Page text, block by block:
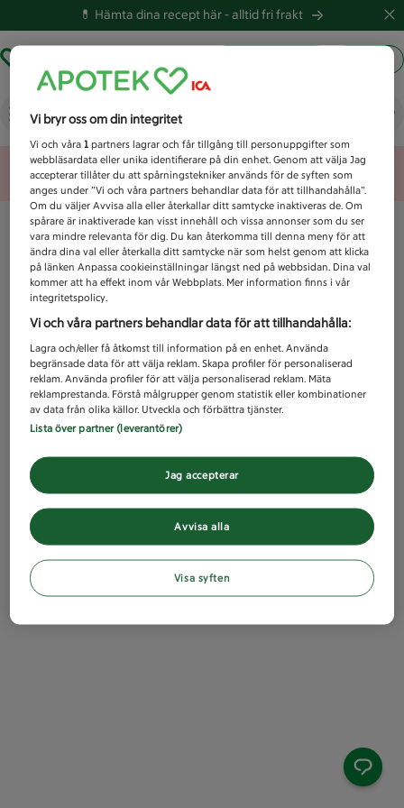
💊 Hämta dina recept här -alltid fri frakt
Vad letar du efter idag?
Unknown error
Vi bryr oss om din integritet
Vi och våra1 partners lagrar och får tillgång till personuppgifter som
webbläsardata eller unika identifierare på din enhet. Genom att välja Jag
accepterar tillåter du att spårningstekniker används för de syften som
anges under ”Vi och våra partners behandlar data för att tillhandahålla”.
Om du väljer Avvisa alla eller återkallar ditt samtycke inaktiveras de. Om
spårare är inaktiverade kan visst innehåll och vissa annonser som du ser
vara mindre relevanta för dig. Du kan återkomma till denna meny för att
ändra dina val eller återkalla ditt samtycke när som helst genom att klicka
på länken Anpassa cookieinställningar längst ned på webbsidan. Dina val
kommer att ha effekt inom vår Webbplats. Mer information finns i vår
integritetspolicy.
Vi och våra partners behandlar data för att tillhandahålla:
Lagra och/eller få åtkomst till information på en enhet. Använda
begränsade data för att välja reklam. Skapa profiler för personaliserad
reklam. Använda profiler för att välja personaliserad reklam. Mäta
reklamprestanda. Förstå målgrupper genom statistik eller kombinationer
av data från olika källor. Utveckla och förbättra tjänster.
Lista över partner (leverantörer)
Avvisa alla
Jag accepterar
Visa syften